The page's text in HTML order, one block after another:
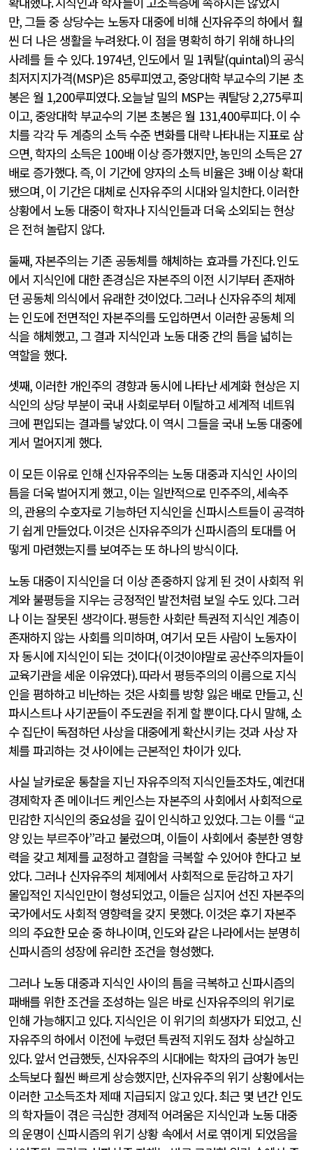
만,그들 중 상당수는 노동자 대중에 비해 신자유주의 하에서 훨
씬 더 나은 생활을 누려왔다.이 점을 명확히 하기 위해 하나의
사례를 들 수 있다. 1974년, 인도에서 밀 1쿼탈(quintal)의 공식
최저지지가격(MSP)은 85루피였고,중앙대학 부교수의 기본 초
봉은 월 1,200루피였다.오늘날 밀의 MSP는 쿼탈당2,275루피
이고, 중앙대학 부교수의 기본 초봉은 월 131,400루피다.이 수
치를 각각 두 계층의 소득 수준 변화를 대략 나타내는 지표로 삼
으면, 학자의 소득은 100배 이상 증가했지만,농민의 소득은27
배로 증가했다.즉,이 기간에 양자의 소득 비율은 3배 이상 확대
됐으며,이 기간은 대체로 신자유주의 시대와 일치한다.이러한
상황에서 노동 대중이 학자나 지식인들과 더욱 소외되는 현상
은 전혀 놀랍지 않다.
둘째,자본주의는 기존 공동체를 해체하는 효과를 가진다.인도
에서 지식인에 대한 존경심은 자본주의 이전 시기부터 존재하
던 공동체 의식에서 유래한 것이었다.그러나 신자유주의 체제
는 인도에 전면적인 자본주의를 도입하면서 이러한 공동체 의
식을 해체했고,그 결과 지식인과 노동 대중 간의 틈을 넓히는
역할을 했다.
셋째, 이러한 개인주의 경향과 동시에 나타난 세계화 현상은 지
식인의 상당 부분이 국내 사회로부터 이탈하고 세계적 네트워
크에 편입되는 결과를 낳았다.이 역시 그들을 국내 노동 대중에
게서 멀어지게 했다.
이 모든 이유로 인해 신자유주의는 노동 대중과 지식인 사이의
틈을 더욱 벌어지게 했고,이는 일반적으로 민주주의,세속주
의,관용의 수호자로 기능하던 지식인을 신파시스트들이 공격하
기 쉽게 만들었다.이것은 신자유주의가 신파시즘의 토대를 어
떻게 마련했는지를 보여주는 또 하나의 방식이다.
노동 대중이 지식인을 더 이상 존중하지 않게 된 것이 사회적 위
계와 불평등을 지우는 긍정적인 발전처럼 보일 수도 있다.그러
나 이는 잘못된 생각이다.평등한 사회란 특권적 지식인 계층이
존재하지 않는 사회를 의미하며, 여기서 모든 사람이 노동자이
자 동시에 지식인이 되는 것이다(이것이야말로 공산주의자들이
교육기관을 세운 이유였다).따라서 평등주의의 이름으로 지식
인을 폄하하고 비난하는 것은 사회를 방향 잃은 배로 만들고, 신
파시스트나 사기꾼들이 주도권을 쥐게 할 뿐이다.다시 말해, 소
수 집단이 독점하던 사상을 대중에게 확산시키는 것과 사상 자
체를 파괴하는 것 사이에는 근본적인 차이가 있다.
사실 날카로운 통찰을 지닌 자유주의적 지식인들조차도,예컨대
경제학자 존 메이너드 케인스는 자본주의 사회에서 사회적으로
민감한 지식인의 중요성을 깊이 인식하고 있었다.그는 이를 “교
양 있는 부르주아”라고 불렀으며, 이들이 사회에서 충분한 영향
력을 갖고 체제를 교정하고 결함을 극복할 수 있어야 한다고 보
았다.그러나 신자유주의 체제에서 사회적으로 둔감하고 자기
몰입적인 지식인만이 형성되었고, 이들은 심지어 선진 자본주의
국가에서도 사회적 영향력을 갖지 못했다.이것은 후기 자본주
의의 주요한 모순 중 하나이며, 인도와 같은 나라에서는 분명히
신파시즘의 성장에 유리한 조건을 형성했다.
그러나 노동 대중과 지식인 사이의 틈을 극복하고 신파시즘의
패배를 위한 조건을 조성하는 일은 바로 신자유주의의 위기로
인해 가능해지고 있다.지식인은 이 위기의 희생자가 되었고, 신
자유주의 하에서 이전에 누렸던 특권적 지위도 점차 상실하고
있다.앞서 언급했듯, 신자유주의 시대에는 학자의 급여가 농민
소득보다 훨씬 빠르게 상승했지만, 신자유주의 위기 상황에서는
이러한 고소득조차 제때 지급되지 않고 있다.최근 몇 년간 인도
의 학자들이 겪은 극심한 경제적 어려움은 지식인과 노동 대중
의 운명이 신파시즘의 위기 상황 속에서 서로 엮이게 되었음을